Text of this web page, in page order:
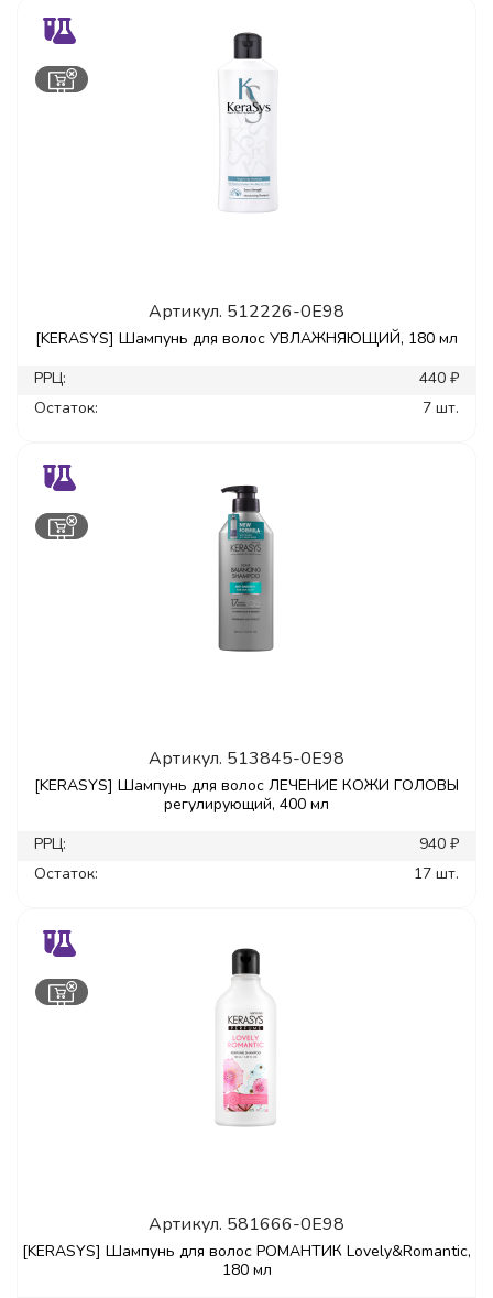
Артикул. 512226-0E98
[KERASYS] Шампунь для волос УВЛАЖНЯЮЩИЙ, 180 мл
РРЦ:
440 ₽
Остаток:
7 шт.
Артикул. 513845-0E98
[KERASYS] Шампунь для волос ЛЕЧЕНИЕ КОЖИ ГОЛОВЫ
регулирующий, 400 мл
РРЦ:
940 ₽
Остаток:
17 шт.
Артикул. 581666-0E98
[KERASYS] Шампунь для волос РОМАНТИК Lovely&Romantic,
180 мл